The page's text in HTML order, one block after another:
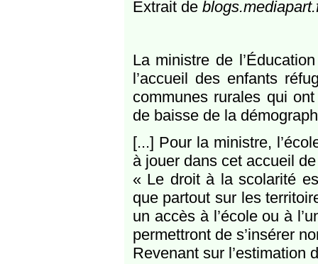
Extrait de
La ministre de
l’accueil des enfants
communes rurales qui
de baisse de la
[...] Pour la ministre,
à jouer dans cet accueil
« Le droit à la scolarité
que partout sur les
un accès à l’école ou à
permettront de s’insérer
Revenant sur l’estimation